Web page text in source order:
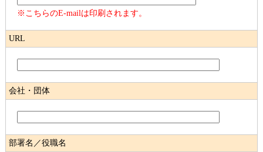
※こちらのE-mailは印刷されます。
URL
会社・団体
部署名／役職名